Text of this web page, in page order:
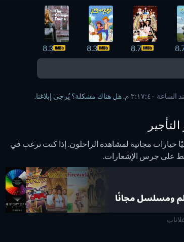
8.7
8.3
8.3
هل هناك مشكلة؟ يُرجى إبلاغنا.
خيارات مجانية لمشاهدة الراحلون. إذا كنت ترغب في
على جرس الإشعارات.